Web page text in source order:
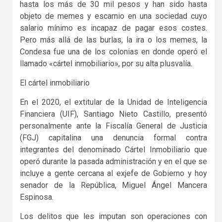
hasta los más de 30 mil pesos y han sido hasta
objeto de memes y escarnio en una sociedad cuyo
salario mínimo es incapaz de pagar esos costes.
Pero más allá de las burlas, la ira o los memes, la
Condesa fue una de los colonias en donde operó el
llamado «cártel inmobiliario», por su alta plusvalía.
El cártel inmobiliario
En el 2020, el extitular de la Unidad de Inteligencia
Financiera (UIF), Santiago Nieto Castillo, presentó
personalmente ante la Fiscalía General de Justicia
(FGJ) capitalina una denuncia formal contra
integrantes del denominado Cártel Inmobiliario que
operó durante la pasada administración y en el que se
incluye a gente cercana al exjefe de Gobierno y hoy
senador de la República, Miguel Ángel Mancera
Espinosa.
Los delitos que les imputan son operaciones con